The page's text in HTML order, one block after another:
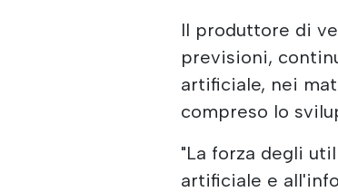
Il produttore di
previsioni,
artificiale, nei
compreso lo
"La forza degli
artificiale e